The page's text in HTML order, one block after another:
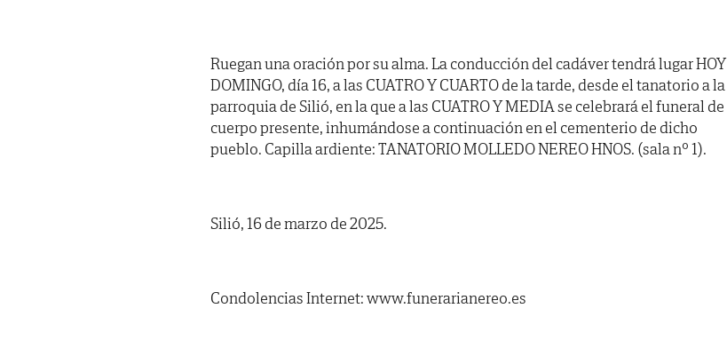
Ruegan una oración por su alma. La conducción del cadáver tendrá lugar HOY
DOMINGO, día 16, a las CUATRO Y CUARTO de la tarde, desde el tanatorio a la
parroquia de Silió, en la que a las CUATRO Y MEDIA se celebrará el funeral de
cuerpo presente, inhumándose a continuación en el cementerio de dicho
pueblo. Capilla ardiente: TANATORIO MOLLEDO NEREO HNOS. (sala nº 1).
Silió, 16 de marzo de 2025.
Condolencias Internet: www.funerarianereo.es